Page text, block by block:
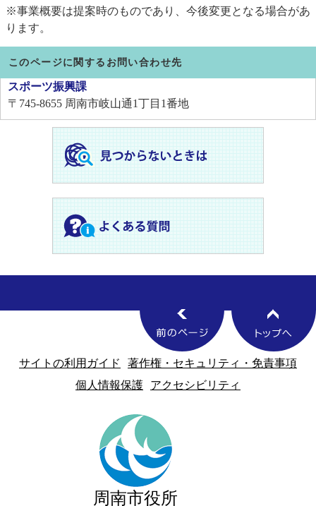
※事業概要は提案時のものであり、今後変更となる場合があ
ります。
このページに関するお問い合わせ先
スポーツ振興課
〒745-8655 周南市岐山通1丁目1番地
サイトの利用ガイド
著作権・セキュリティ・免責事項
個人情報保護
アクセシビリティ
周南市役所